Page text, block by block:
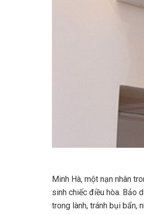
Minh Hà, một nạn nhân
sinh chiếc điều hòa. Bảo
trong lành, tránh bụi bẩn,